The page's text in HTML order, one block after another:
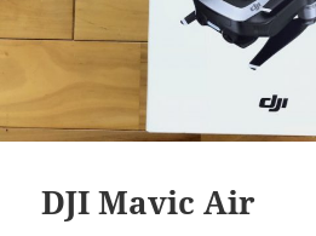
DJI Mavic Air